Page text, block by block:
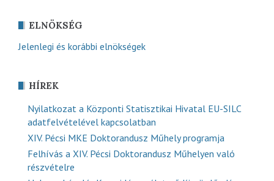
ELNÖKSÉG
Jelenlegi és korábbi elnökségek
HÍREK
Nyilatkozat a Központi Statisztikai Hivatal EU-SILC
adatfelvételével kapcsolatban
XIV. Pécsi MKE Doktorandusz Műhely programja
Felhívás a XIV. Pécsi Doktorandusz Műhelyen való
részvételre